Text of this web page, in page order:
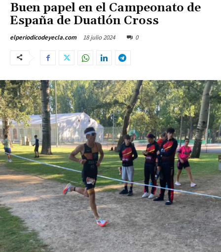
Buen papel en el Campeonato de
España de Duatlón Cross
elperiodicodeyecla.com 18 julio 2024 0